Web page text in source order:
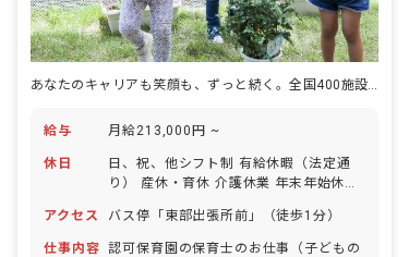
あなたのキャリアも笑顔も、ずっと続く。全国400施設以上運営の安心基盤。
給与 月給213,000円 ~
休日
日、祝、他シフト制 有給休暇（法定通
り） 産休・育休 介護休業 年末年始休暇
能性有
アクセス バス停「東部出張所前」（徒歩1分）
仕事内容 認可保育園の保育士のお仕事（子どもの